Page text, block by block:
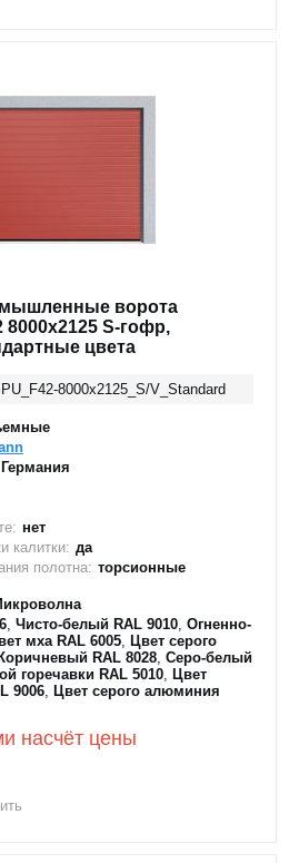
ворота
8000х2125 S-гофр,
цвета
8000х2125_S/V_Standard
Германия
нет
калитки: да
полотна: торсионные
, Чисто-белый RAL 9010, Огненно-
мха RAL 6005, Цвет серого
Коричневый RAL 8028, Серо-белый
горечавки RAL 5010, Цвет
9006, Цвет серого алюминия
насчёт цены